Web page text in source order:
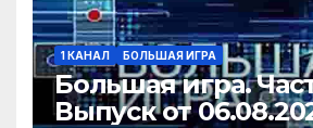
1 КАНАЛ БОЛЬШАЯ ИГРА
Большая игра.
Выпуск от